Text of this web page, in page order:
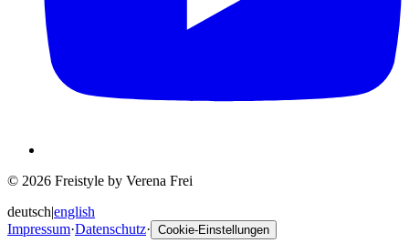
© 2026 Freistyle by Verena Frei
deutsch|english
Impressum·Datenschutz· Cookie-Einstellungen